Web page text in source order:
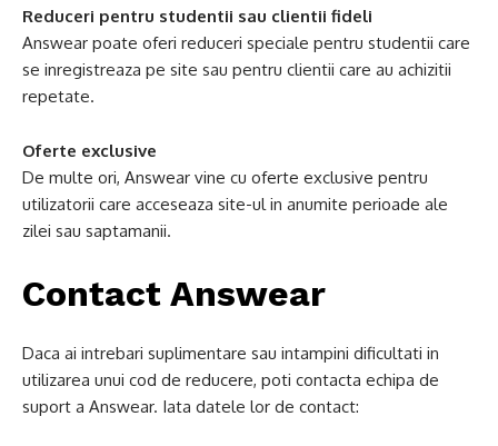
Reduceri pentru studentii sau clientii fideli
Answear poate oferi reduceri speciale pentru studentii care
se inregistreaza pe site sau pentru clientii care au achizitii
repetate.
Oferte exclusive
De multe ori, Answear vine cu oferte exclusive pentru
utilizatorii care acceseaza site-ul in anumite perioade ale
zilei sau saptamanii.
Contact Answear
Daca ai intrebari suplimentare sau intampini dificultati in
utilizarea unui cod de reducere, poti contacta echipa de
suport a Answear. Iata datele lor de contact: